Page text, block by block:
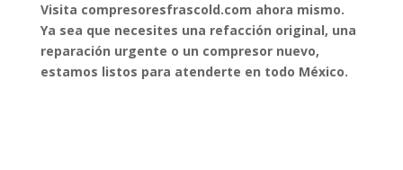
Visita compresoresfrascold.com ahora mismo.
Ya sea que necesites una refacción original, una
reparación urgente o un compresor nuevo,
estamos listos para atenderte en todo México.